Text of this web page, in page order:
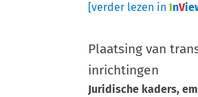
[verder lezen in InV
Plaatsing van
inrichtingen
Juridische kaders,